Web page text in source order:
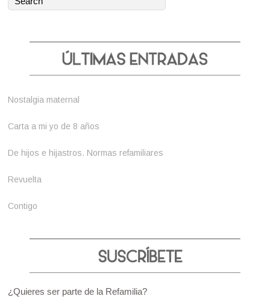
Nostalgia maternal
Carta a mi yo de 8 años
De hijos e hijastros. Normas refamiliares
Revuelta
Contigo
¿Quieres ser parte de la Refamilia?